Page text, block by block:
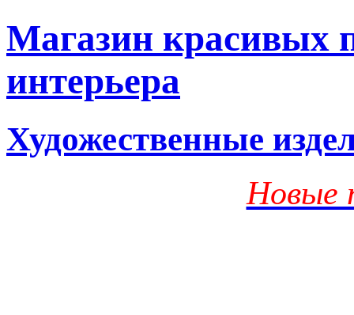
Магазин красивых
интерьера
Художественные
Новые